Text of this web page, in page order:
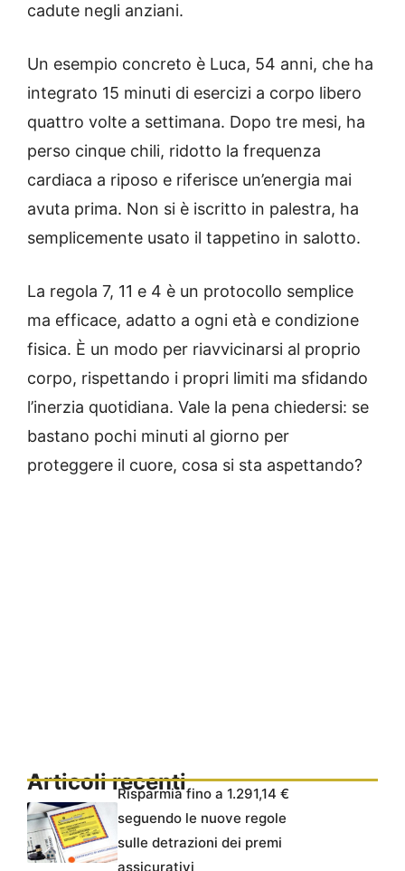
cadute negli anziani.
Un esempio concreto è Luca, 54 anni, che ha
integrato 15 minuti di esercizi a corpo libero
quattro volte a settimana. Dopo tre mesi, ha
perso cinque chili, ridotto la frequenza
cardiaca a riposo e riferisce un’energia mai
avuta prima. Non si è iscritto in palestra, ha
semplicemente usato il tappetino in salotto.
La regola 7, 11 e 4 è un protocollo semplice
ma efficace, adatto a ogni età e condizione
fisica. È un modo per riavvicinarsi al proprio
corpo, rispettando i propri limiti ma sfidando
l’inerzia quotidiana. Vale la pena chiedersi: se
bastano pochi minuti al giorno per
proteggere il cuore, cosa si sta aspettando?
Articoli recentiRisparmia fino a 1.291,14 €
seguendo le nuove regole
sulle detrazioni dei premi
assicurativi